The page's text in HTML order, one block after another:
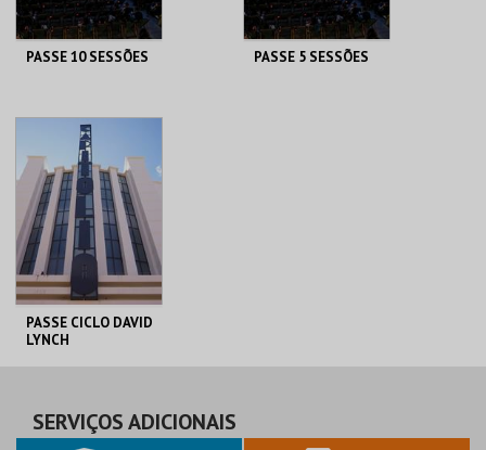
PASSE 10 SESSÕES
AQUISIÇÃO
MAIS INFO
COMPRAR
PASSE 5 SESSÕES
PASSE CICLO DAVID
LYNCH
AQUISIÇÃO
SERVIÇOS ADICIONAIS